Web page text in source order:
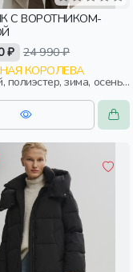
С ВОРОТНИКОМ-
₽ 24 990 ₽
КОРОЛЕВА
полиэстер, зима, осень,
застежка, кнопки,
воротник,
стойка, женщины,